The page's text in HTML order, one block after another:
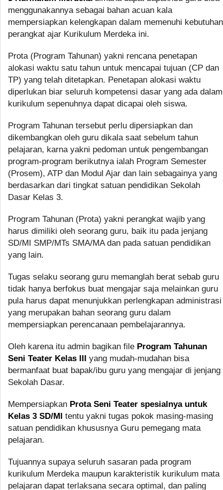
menggunakannya sebagai bahan acuan kala
mempersiapkan kelengkapan dalam memenuhi kebutuhan
perangkat ajar Kurikulum Merdeka ini.
Prota (Program Tahunan) yakni rencana penetapan
alokasi waktu satu tahun untuk mencapai tujuan (CP dan
TP) yang telah ditetapkan. Penetapan alokasi waktu
diperlukan biar seluruh kompetensi dasar yang ada dalam
kurikulum sepenuhnya dapat dicapai oleh siswa.
Program Tahunan tersebut perlu dipersiapkan dan
dikembangkan oleh guru dikala saat sebelum tahun
pelajaran, karna yakni pedoman untuk pengembangan
program-program berikutnya ialah Program Semester
(Prosem), ATP dan Modul Ajar dan lain sebagainya yang
berdasarkan dari tingkat satuan pendidikan Sekolah
Dasar Kelas 3.
Program Tahunan (Prota) yakni perangkat wajib yang
harus dimiliki oleh seorang guru, baik itu pada jenjang
SD/MI SMP/MTs SMA/MA dan pada satuan pendidikan
yang lain.
Tugas selaku seorang guru memanglah berat sebab guru
tidak hanya berfokus buat mengajar saja melainkan guru
pula harus dapat menunjukkan perlengkapan administrasi
yang merupakan bahan seorang guru dalam
mempersiapkan perencanaan pembelajarannya.
Oleh karena itu admin bagikan file Program Tahunan
Seni Teater Kelas III yang mudah-mudahan bisa
bermanfaat buat bapak/ibu guru yang mengajar di jenjang
Sekolah Dasar.
Mempersiapkan Prota Seni Teater spesialnya untuk
Kelas 3 SD/MI tentu yakni tugas pokok masing-masing
satuan pendidikan khususnya Guru pemegang mata
pelajaran.
Tujuannya supaya seluruh sasaran pada program
kurikulum Merdeka maupun karakteristik kurikulum mata
pelajaran dapat terlaksana secara optimal, dan paling